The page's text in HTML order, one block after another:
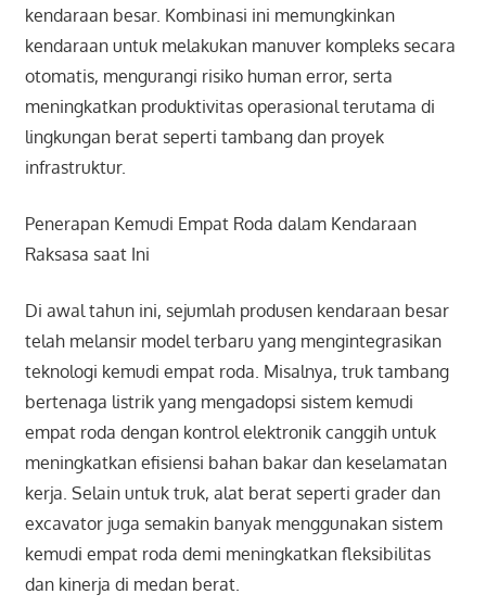
kendaraan besar. Kombinasi ini memungkinkan
kendaraan untuk melakukan manuver kompleks secara
otomatis, mengurangi risiko human error, serta
meningkatkan produktivitas operasional terutama di
lingkungan berat seperti tambang dan proyek
infrastruktur.
Penerapan Kemudi Empat Roda dalam Kendaraan
Raksasa saat Ini
Di awal tahun ini, sejumlah produsen kendaraan besar
telah melansir model terbaru yang mengintegrasikan
teknologi kemudi empat roda. Misalnya, truk tambang
bertenaga listrik yang mengadopsi sistem kemudi
empat roda dengan kontrol elektronik canggih untuk
meningkatkan efisiensi bahan bakar dan keselamatan
kerja. Selain untuk truk, alat berat seperti grader dan
excavator juga semakin banyak menggunakan sistem
kemudi empat roda demi meningkatkan fleksibilitas
dan kinerja di medan berat.